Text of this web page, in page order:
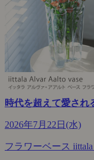
時代を超えて愛され
2026年7月22日(水)
フラワーベース